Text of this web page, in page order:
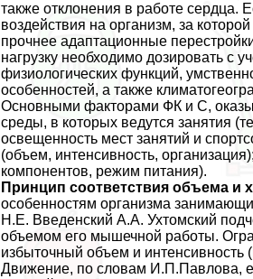
также отклонения в работе
воздействия на организм, за
прочнее адаптационные
нагрузку необходимо дозировать с
физиологических функций,
особенностей, а также
Основными факторами ФК и С,
среды, в которых ведутся занятия
освещенность мест занятий и
(объем, интенсивность,
компонентов, режим питания).
Принцип соответствия объема и
особенностям организма
Н.Е. Введенский А.А. Ухтомский
объемом его мышечной работы.
избыточный объем и интенсивность
Движение, по словам И.П.Павлова,